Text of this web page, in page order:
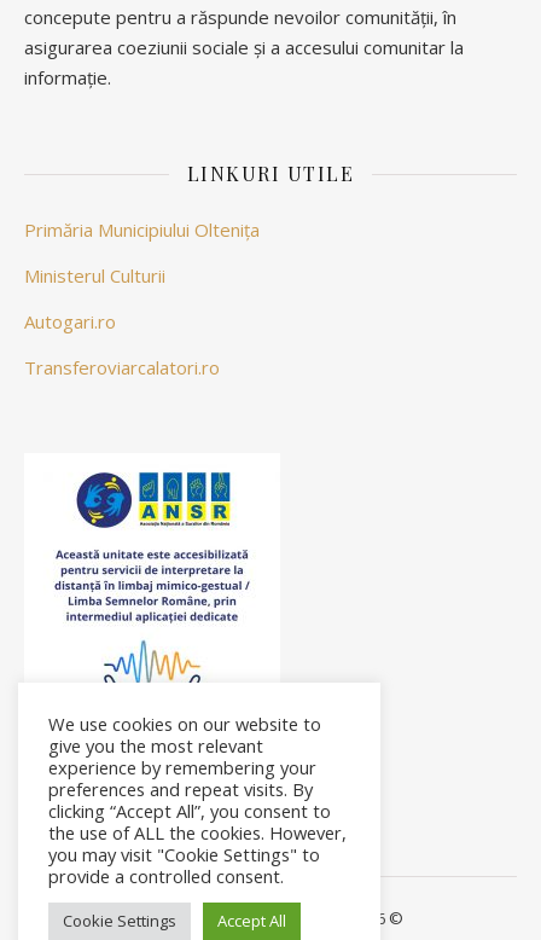
concepute pentru a răspunde nevoilor comunității, în
asigurarea coeziunii sociale și a accesului comunitar la
informație.
LINKURI UTILE
Primăria Municipiului Oltenița
Ministerul Culturii
Autogari.ro
Transferoviarcalatori.ro
Ashe Theme by Royal-Flush - 2026 ©
We use cookies on our website to
give you the most relevant
experience by remembering your
preferences and repeat visits. By
clicking “Accept All”, you consent to
the use of ALL the cookies. However,
you may visit "Cookie Settings" to
provide a controlled consent.
Cookie Settings Accept All